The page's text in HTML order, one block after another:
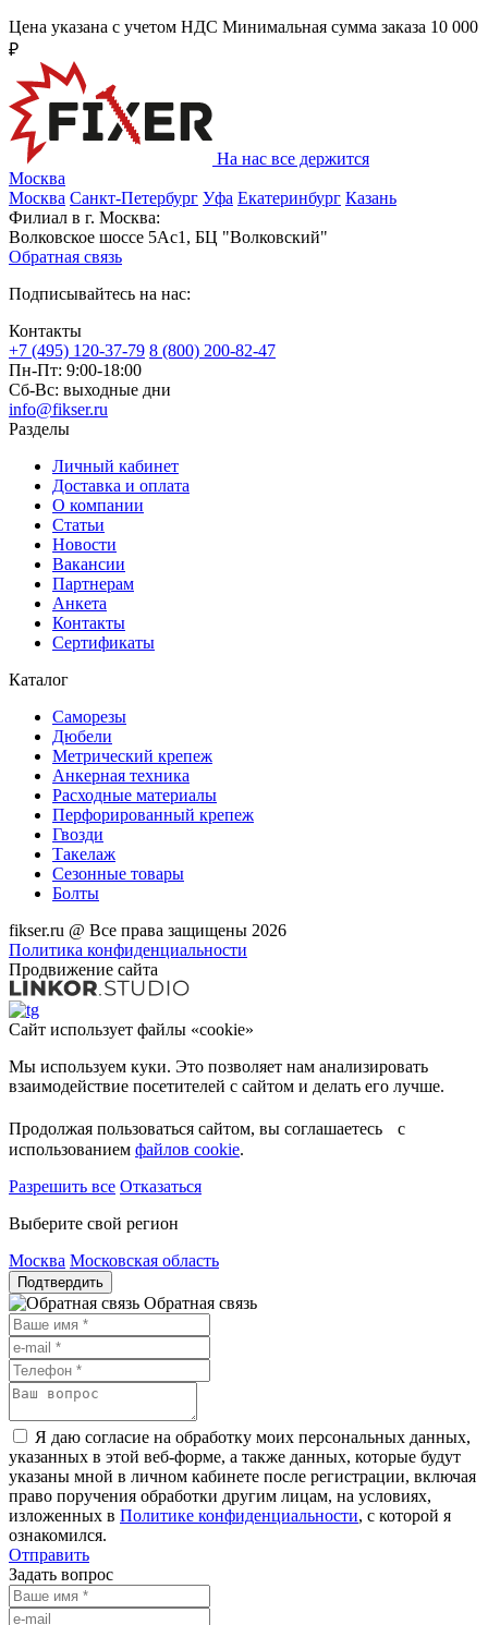
Цена указана с учетом НДС Минимальная сумма заказа 10 000
₽
На нас все держится
Москва
Москва Санкт-Петербург Уфа Екатеринбург Казань
Филиал в г. Москва:
Волковское шоссе 5Ас1, БЦ "Волковский"
Обратная связь
Подписывайтесь на нас:
Контакты
+7 (495) 120-37-79 8 (800) 200-82-47
Пн-Пт: 9:00-18:00
Сб-Вс: выходные дни
info@fikser.ru
Разделы
Личный кабинет
Доставка и оплата
О компании
Статьи
Новости
Вакансии
Партнерам
Анкета
Контакты
Сертификаты
Каталог
Саморезы
Дюбели
Метрический крепеж
Анкерная техника
Расходные материалы
Перфорированный крепеж
Гвозди
Такелаж
Сезонные товары
Болты
fikser.ru @ Все права защищены 2026
Политика конфиденциальности
Продвижение сайта
Сайт использует файлы «cookie»
Мы используем куки. Это позволяет нам анализировать
взаимодействие посетителей с сайтом и делать его лучше.
Продолжая пользоваться сайтом, вы соглашаетесь с
использованием файлов cookie.
Разрешить все Отказаться
Выберите свой регион
Москва Московская область
Подтвердить
Обратная связь
Я даю согласие на обработку моих персональных данных,
указанных в этой веб-форме, а также данных, которые будут
указаны мной в личном кабинете после регистрации, включая
право поручения обработки другим лицам, на условиях,
изложенных в Политике конфиденциальности, с которой я
ознакомился.
Отправить
Задать вопрос